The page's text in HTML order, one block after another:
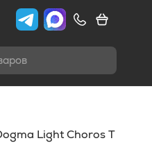
Light Choros T